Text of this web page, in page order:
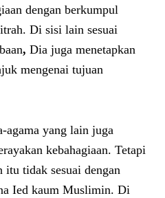
dengan berkumpul
Di sisi lain sesuai
, Dia juga menetapkan
mengenai tujuan
agama yang lain juga
kebahagiaan. Tetapi
itu tidak sesuai dengan
Ied kaum Muslimin. Di